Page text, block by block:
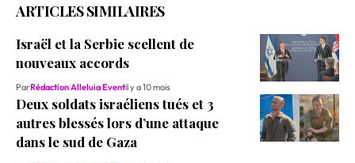
ARTICLES SIMILAIRES
Israël et la Serbie scellent de
nouveaux accords
ParRédaction Alleluia Eventil y a 10 mois
Deux soldats israéliens tués et 3
autres blessés lors d’une attaque
dans le sud de Gaza